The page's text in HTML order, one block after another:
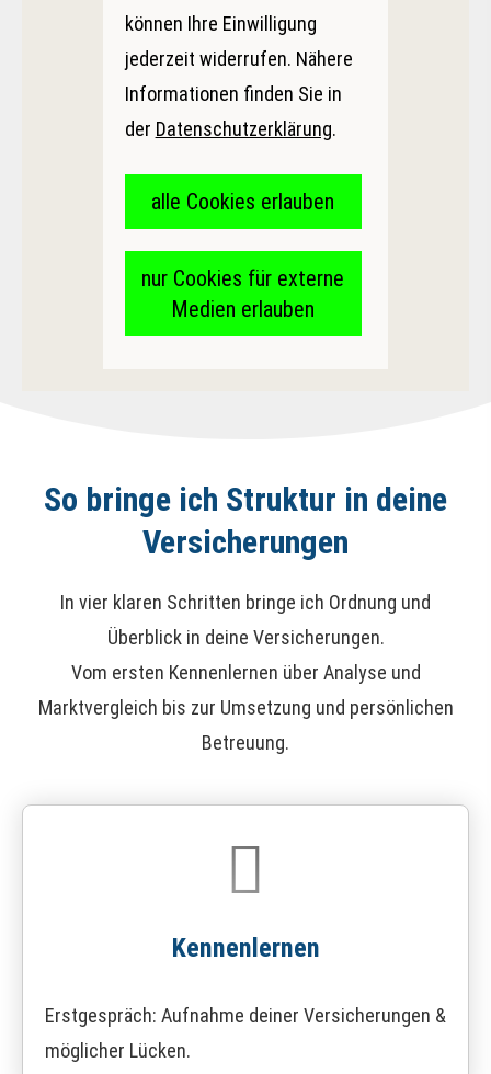
können Ihre Einwilligung
jederzeit widerrufen. Nähere
Informationen finden Sie in
der Datenschutzerklärung.
alle Cookies erlauben
nur Cookies für externe
Medien erlauben
So bringe ich Struktur in deine
Versicherungen
In vier klaren Schritten bringe ich Ordnung und
Überblick in deine Versicherungen.
Vom ersten Kennenlernen über Analyse und
Marktvergleich bis zur Umsetzung und persönlichen
Betreuung.
Kennenlernen
Erstgespräch: Aufnahme deiner Versicherungen &
möglicher Lücken.